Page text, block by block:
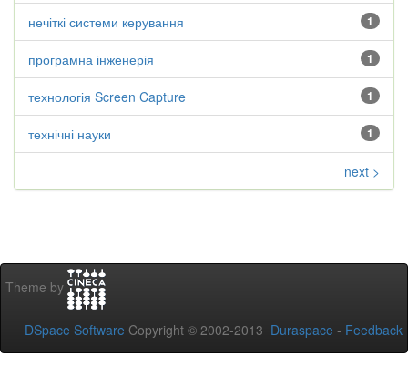
1
нечіткі системи керування
1
програмна інженерія
1
технологія Screen Capture
1
технічні науки
next >
Theme by
DSpace Software Copyright © 2002-2013 Duraspace - Feedback